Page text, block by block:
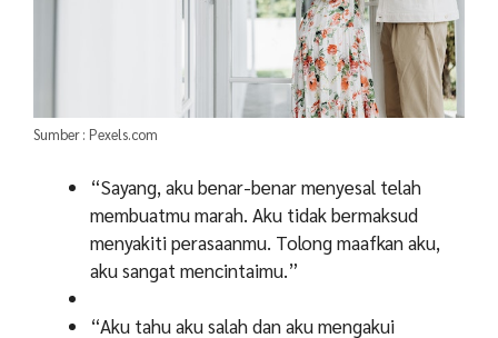
Sumber : Pexels.com
“Sayang, aku benar-benar menyesal telah
membuatmu marah. Aku tidak bermaksud
menyakiti perasaanmu. Tolong maafkan aku,
aku sangat mencintaimu.”
“Aku tahu aku salah dan aku mengakui